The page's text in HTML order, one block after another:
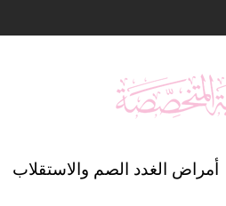
أمراض الغدد الصم والاستقلاب